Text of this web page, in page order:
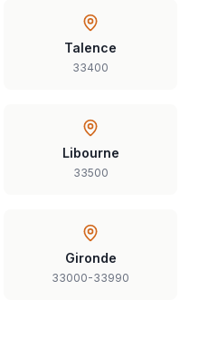
Talence
33400
Libourne
33500
Gironde
33000-33990